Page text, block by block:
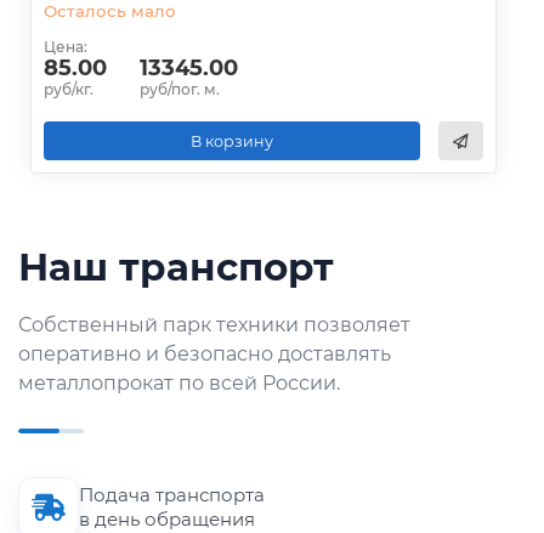
Осталось мало
Цена:
85.00
руб/кг.
13345.00
руб/пог. м.
В корзину
Наш транспорт
Собственный парк техники позволяет
оперативно и безопасно доставлять
металлопрокат по всей России.
Подача транспорта
в день обращения